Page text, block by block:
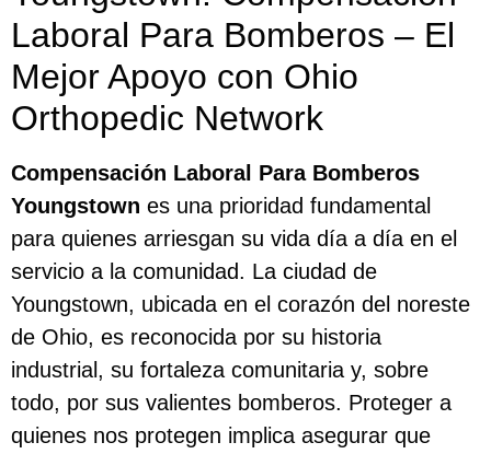
Laboral Para Bomberos – El
Mejor Apoyo con Ohio
Orthopedic Network
Compensación Laboral Para Bomberos
Youngstown es una prioridad fundamental
para quienes arriesgan su vida día a día en el
servicio a la comunidad. La ciudad de
Youngstown, ubicada en el corazón del noreste
de Ohio, es reconocida por su historia
industrial, su fortaleza comunitaria y, sobre
todo, por sus valientes bomberos. Proteger a
quienes nos protegen implica asegurar que